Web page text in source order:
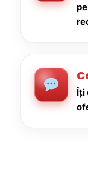
Îți